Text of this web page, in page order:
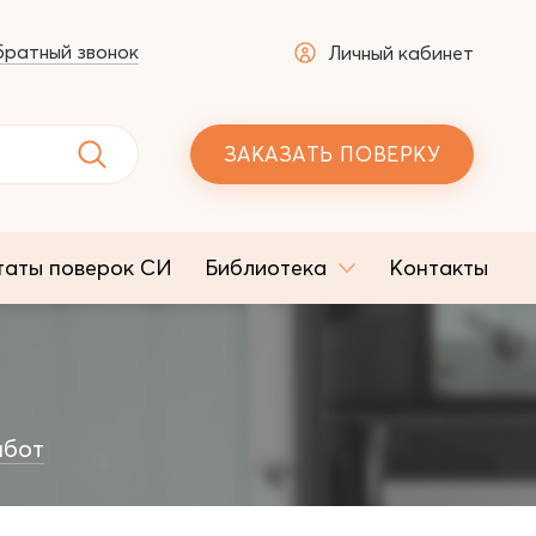
звонок Личный кабинет
ЗАКАЗАТЬ ПОВЕРКУ
поверок СИ Библиотека Контакты